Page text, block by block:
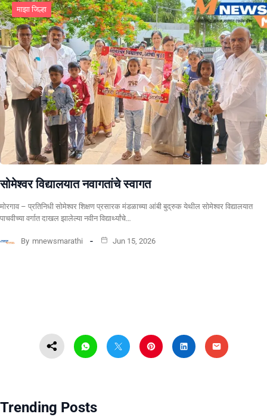
माझा जिल्हा
सोमेश्वर विद्यालयात नवागतांचे स्वागत
मोरगाव – प्रतिनिधी सोमेश्वर शिक्षण प्रसारक मंडळाच्या आंबी बुद्रुक येथील सोमेश्वर विद्यालयात
पाचवीच्या वर्गात दाखल झालेल्या नवीन विद्यार्थ्यांचे…
By mnewsmarathi Jun 15, 2026
Trending Posts